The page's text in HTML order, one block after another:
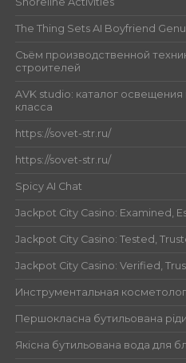
The Thing Sets AI Boyfriend
Съём производственной
строителей
AVK studio: каталог
класса
https://sovet-str.ru/
https://sovet-str.ru/
Spicy AI Chat
Jackpot City Casino: Examined,
Jackpot City Casino: Tested,
Jackpot City Casino: Verified,
Инструментальная
Першокласна бутильована
Якісна бутильована вода для